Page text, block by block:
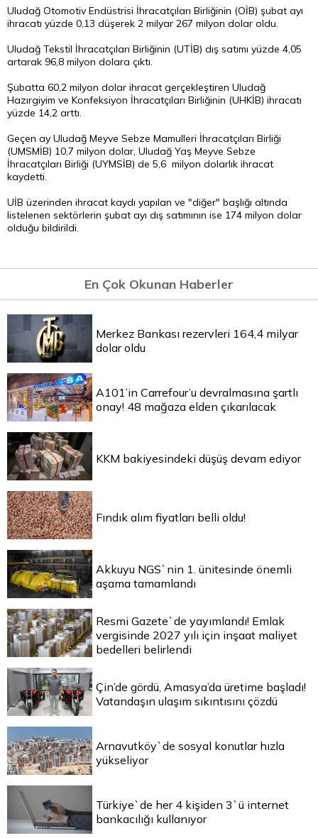
Uludağ Otomotiv Endüstrisi İhracatçıları Birliğinin (OİB) şubat ayı
ihracatı yüzde 0,13 düşerek 2 milyar 267 milyon dolar oldu.
Uludağ Tekstil İhracatçıları Birliğinin (UTİB) dış satımı yüzde 4,05
artarak 96,8 milyon dolara çıktı.
Şubatta 60,2 milyon dolar ihracat gerçekleştiren Uludağ
Hazırgiyim ve Konfeksiyon İhracatçıları Birliğinin (UHKİB) ihracatı
yüzde 14,2 arttı.
Geçen ay Uludağ Meyve Sebze Mamulleri İhracatçıları Birliği
(UMSMİB) 10,7 milyon dolar, Uludağ Yaş Meyve Sebze
İhracatçıları Birliği (UYMSİB) de 5,6 milyon dolarlık ihracat
kaydetti.
UİB üzerinden ihracat kaydı yapılan ve "diğer" başlığı altında
listelenen sektörlerin şubat ayı dış satımının ise 174 milyon dolar
olduğu bildirildi.
En Çok Okunan Haberler
Merkez Bankası rezervleri 164,4 milyar
dolar oldu
A101’in Carrefour’u devralmasına şartlı
onay! 48 mağaza elden çıkarılacak
KKM bakiyesindeki düşüş devam ediyor
Fındık alım fiyatları belli oldu!
Akkuyu NGS`nin 1. ünitesinde önemli
aşama tamamlandı
Resmi Gazete`de yayımlandı! Emlak
vergisinde 2027 yılı için inşaat maliyet
bedelleri belirlendi
Çin’de gördü, Amasya’da üretime başladı!
Vatandaşın ulaşım sıkıntısını çözdü
Arnavutköy`de sosyal konutlar hızla
yükseliyor
Türkiye`de her 4 kişiden 3`ü internet
bankacılığı kullanıyor